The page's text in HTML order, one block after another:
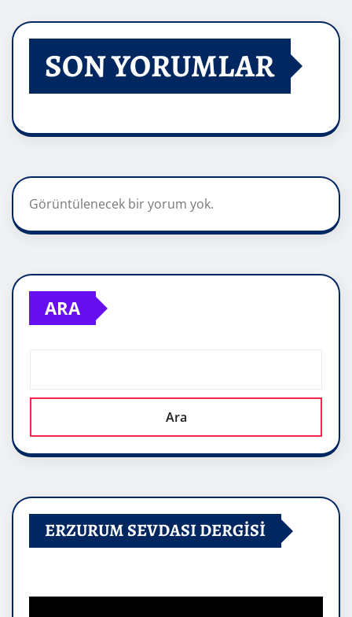
SON YORUMLAR
Görüntülenecek bir yorum yok.
ARA
Ara
ERZURUM SEVDASI DERGİSİ